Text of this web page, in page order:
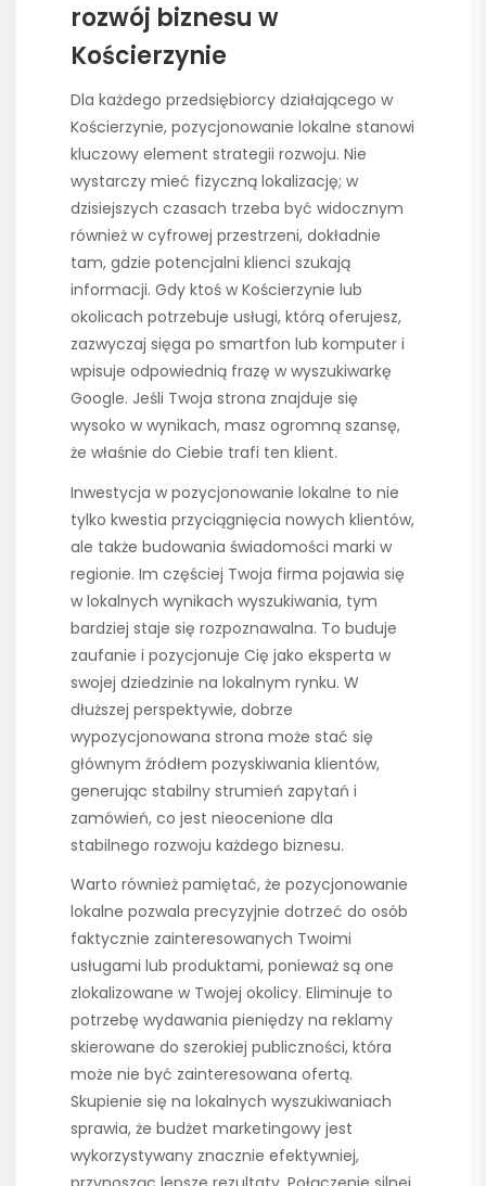
rozwój biznesu w
Kościerzynie
Dla każdego przedsiębiorcy działającego w
Kościerzynie, pozycjonowanie lokalne stanowi
kluczowy element strategii rozwoju. Nie
wystarczy mieć fizyczną lokalizację; w
dzisiejszych czasach trzeba być widocznym
również w cyfrowej przestrzeni, dokładnie
tam, gdzie potencjalni klienci szukają
informacji. Gdy ktoś w Kościerzynie lub
okolicach potrzebuje usługi, którą oferujesz,
zazwyczaj sięga po smartfon lub komputer i
wpisuje odpowiednią frazę w wyszukiwarkę
Google. Jeśli Twoja strona znajduje się
wysoko w wynikach, masz ogromną szansę,
że właśnie do Ciebie trafi ten klient.
Inwestycja w pozycjonowanie lokalne to nie
tylko kwestia przyciągnięcia nowych klientów,
ale także budowania świadomości marki w
regionie. Im częściej Twoja firma pojawia się
w lokalnych wynikach wyszukiwania, tym
bardziej staje się rozpoznawalna. To buduje
zaufanie i pozycjonuje Cię jako eksperta w
swojej dziedzinie na lokalnym rynku. W
dłuższej perspektywie, dobrze
wypozycjonowana strona może stać się
głównym źródłem pozyskiwania klientów,
generując stabilny strumień zapytań i
zamówień, co jest nieocenione dla
stabilnego rozwoju każdego biznesu.
Warto również pamiętać, że pozycjonowanie
lokalne pozwala precyzyjnie dotrzeć do osób
faktycznie zainteresowanych Twoimi
usługami lub produktami, ponieważ są one
zlokalizowane w Twojej okolicy. Eliminuje to
potrzebę wydawania pieniędzy na reklamy
skierowane do szerokiej publiczności, która
może nie być zainteresowana ofertą.
Skupienie się na lokalnych wyszukiwaniach
sprawia, że budżet marketingowy jest
wykorzystywany znacznie efektywniej,